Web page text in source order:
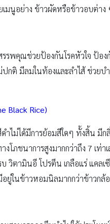
มนูอย่าง ข้าวผัดหรือข้าวอบต่า
พคุณช่วยป้องกันโรคหัวใจ ป้อง
ติ มีลมในท้องและลำไส้ ช่วยบ
Black Rice)
ำไม่ได้มีการย้อมสีใดๆ ทั้งสิ้น มี
ภชนาการสูงมากกว่าถึง 7 เท่า
วิตามินอี โปรตีน เกลือแร่ แคล
ยู่ในข้าวหอมนิลมากกว่าข้าวกล้